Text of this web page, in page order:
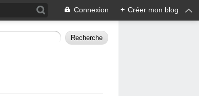
Connexion + Créer mon blog